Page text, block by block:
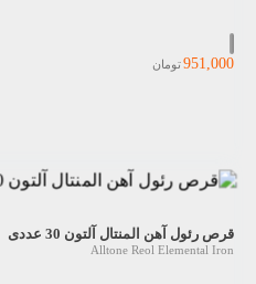
951,000تومان
قرص رئول آهن المنتال آلتون 30 عددی
Alltone Reol Elemental Iron